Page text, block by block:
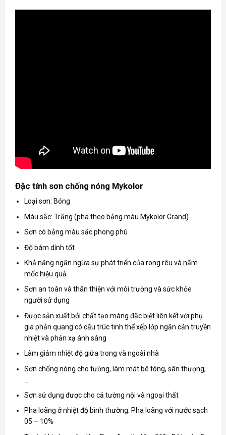
Đặc tính sơn chống nóng Mykolor
Loại sơn: Bóng
Màu sắc: Trắng (pha theo bảng màu Mykolor Grand)
Sơn có bảng màu sắc phong phú
Độ bám dính tốt
Khả năng ngăn ngừa sự phát triển của rong rêu và nấm
mốc hiệu quả
Sơn an toàn và thân thiện với môi trường và sức khỏe
người sử dụng
Được sản xuất bởi chất tạo màng đặc biệt liên kết với phụ
gia phản quang có cấu trúc tinh thể xếp lớp ngăn cản truyền
nhiệt và phản xạ ánh sáng
Làm giảm nhiệt độ giữa trong và ngoài nhà
Sơn chống nóng cho tường, làm mát bê tông, sân thượng,
Sơn sử dụng được cho cả tường nội và ngoại thất
Pha loãng ở nhiệt độ bình thường: Pha loãng với nước sạch
05 – 10%